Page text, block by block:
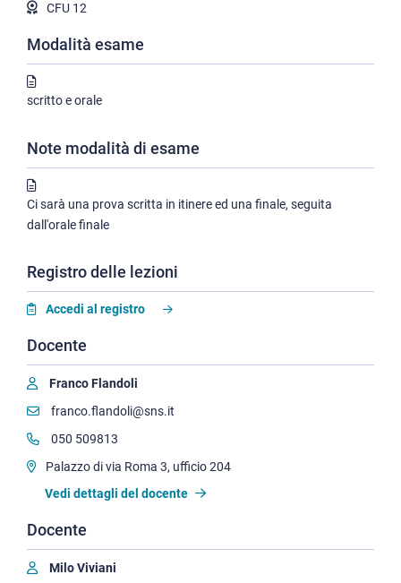
CFU 12
Modalità esame
scritto e orale
Note modalità di esame
Ci sarà una prova scritta in itinere ed una finale, seguita
dall'orale finale
Registro delle lezioni
Accedi al registro
Docente
Franco Flandoli
franco.flandoli@sns.it
050 509813
Palazzo di via Roma 3, ufficio 204
Vedi dettagli del docente
Docente
Milo Viviani